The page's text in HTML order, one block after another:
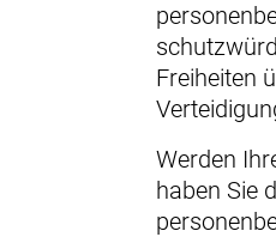
Freiheiten
Werden
haben Sie